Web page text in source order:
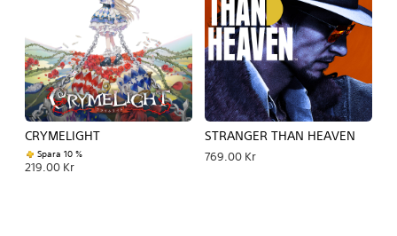
CRYMELIGHT
Spara 10 %
219.00 Kr
STRANGER THAN HEAVEN
769.00 Kr